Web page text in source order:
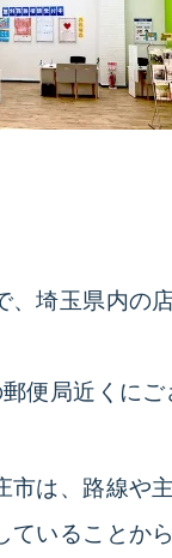
、埼玉県内の
便局近くにご
市は、路線や
ていることか